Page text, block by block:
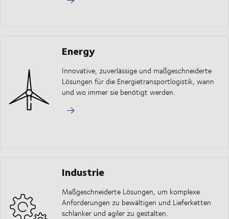
Energy
Innovative, zuverlässige und maßgeschneiderte
Lösungen für die Energietransportlogistik, wann
und wo immer sie benötigt werden.
Industrie
Maßgeschneiderte Lösungen, um komplexe
Anforderungen zu bewältigen und Lieferketten
schlanker und agiler zu gestalten.